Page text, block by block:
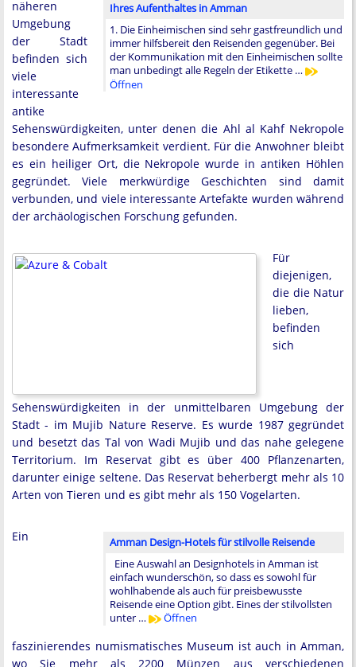
Ihres Aufenthaltes in Amman
1. Die Einheimischen sind sehr gastfreundlich und
immer hilfsbereit den Reisenden gegenüber. Bei
der Kommunikation mit den Einheimischen sollte
man unbedingt alle Regeln der Etikette …
Öffnen
näheren
Umgebung
der Stadt
befinden sich
viele
interessante
antike
Sehenswürdigkeiten, unter denen die Ahl al Kahf Nekropole
besondere Aufmerksamkeit verdient. Für die Anwohner bleibt
es ein heiliger Ort, die Nekropole wurde in antiken Höhlen
gegründet. Viele merkwürdige Geschichten sind damit
verbunden, und viele interessante Artefakte wurden während
der archäologischen Forschung gefunden.
Für
diejenigen,
die die Natur
lieben,
befinden
sich
Sehenswürdigkeiten in der unmittelbaren Umgebung der
Stadt - im Mujib Nature Reserve. Es wurde 1987 gegründet
und besetzt das Tal von Wadi Mujib und das nahe gelegene
Territorium. Im Reservat gibt es über 400 Pflanzenarten,
darunter einige seltene. Das Reservat beherbergt mehr als 10
Arten von Tieren und es gibt mehr als 150 Vogelarten.
Amman Design-Hotels für stilvolle Reisende
Eine Auswahl an Designhotels in Amman ist
einfach wunderschön, so dass es sowohl für
wohlhabende als auch für preisbewusste
Reisende eine Option gibt. Eines der stilvollsten
unter …
Öffnen
Ein
faszinierendes numismatisches Museum ist auch in Amman,
wo Sie mehr als 2200 Münzen aus verschiedenen